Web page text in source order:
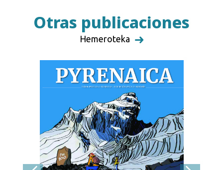
Otras publicaciones
Hemeroteka